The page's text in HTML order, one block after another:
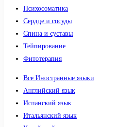
Психосоматика
Сердце и сосуды
Спина и суставы
Тейпирование
Фитотерапия
Все Иностранные языки
Английский язык
Испанский язык
Итальянский язык